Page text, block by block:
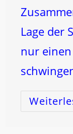
Lage der
nur